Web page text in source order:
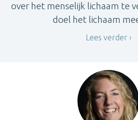
over het menselijk lichaam te
doel het lichaam
Lees verder